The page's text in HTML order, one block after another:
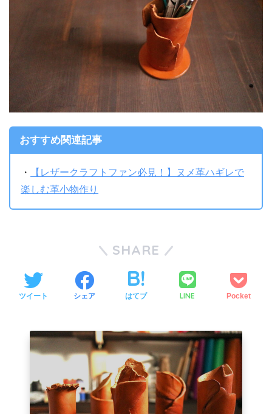
おすすめ関連記事
・
【レザークラフトファン必見！】ヌメ革ハギレで
楽しむ革小物作り
SHARE
ツイート シェア はてブ LINE Pocket